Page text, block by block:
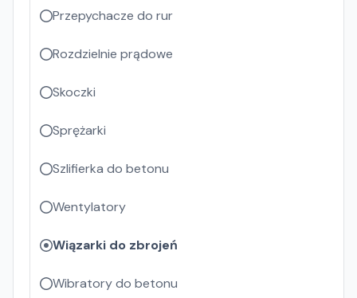
Przepychacze do rur
Rozdzielnie prądowe
Skoczki
Sprężarki
Szlifierka do betonu
Wentylatory
Wiązarki do zbrojeń
Wibratory do betonu